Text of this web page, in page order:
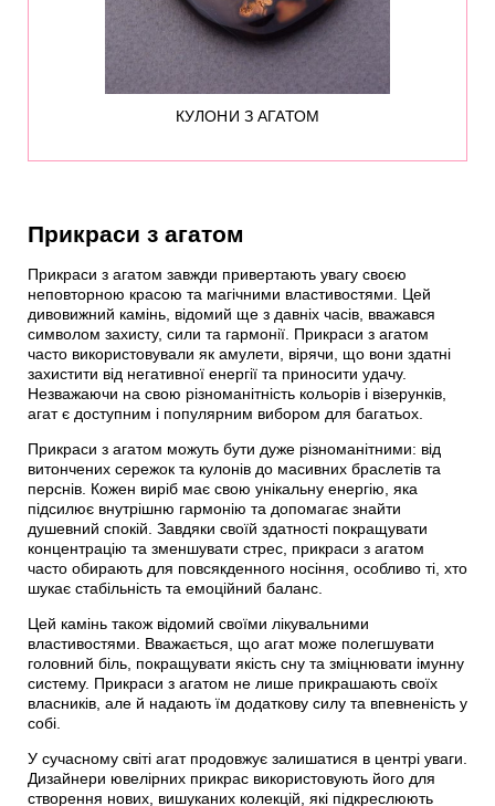
КУЛОНИ З АГАТОМ
Прикраси з агатом
Прикраси з агатом завжди привертають увагу своєю
неповторною красою та магічними властивостями. Цей
дивовижний камінь, відомий ще з давніх часів, вважався
символом захисту, сили та гармонії. Прикраси з агатом
часто використовували як амулети, вірячи, що вони здатні
захистити від негативної енергії та приносити удачу.
Незважаючи на свою різноманітність кольорів і візерунків,
агат є доступним і популярним вибором для багатьох.
Прикраси з агатом можуть бути дуже різноманітними: від
витончених сережок та кулонів до масивних браслетів та
перснів. Кожен виріб має свою унікальну енергію, яка
підсилює внутрішню гармонію та допомагає знайти
душевний спокій. Завдяки своїй здатності покращувати
концентрацію та зменшувати стрес, прикраси з агатом
часто обирають для повсякденного носіння, особливо ті, хто
шукає стабільність та емоційний баланс.
Цей камінь також відомий своїми лікувальними
властивостями. Вважається, що агат може полегшувати
головний біль, покращувати якість сну та зміцнювати імунну
систему. Прикраси з агатом не лише прикрашають своїх
власників, але й надають їм додаткову силу та впевненість у
собі.
У сучасному світі агат продовжує залишатися в центрі уваги.
Дизайнери ювелірних прикрас використовують його для
створення нових, вишуканих колекцій, які підкреслюють